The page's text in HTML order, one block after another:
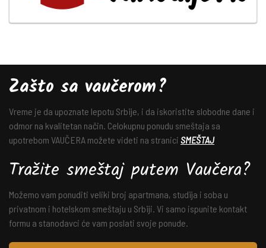
Zašto sa vaučerom?
Vreme je da upoznate lepotu Srbije, i da iskoristite slobodne dane i
odmor na kvalitetan način. Celokupnu ponudu smeštaja sa
upotrebom VAUČERA možete videti na stranici SMEŠTAJ
Tražite smeštaj putem Vaučera?
Možemo vam ponuditi veliki broj apartmana, studija i soba u
privatnom i hotelskom smeštaju u Srbiji. Vi samo ispunite kontakt
formu a stanodavci će vam poslati svoje ponude.